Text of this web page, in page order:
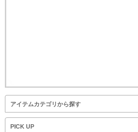
アイテムカテゴリから探す
PICK UP